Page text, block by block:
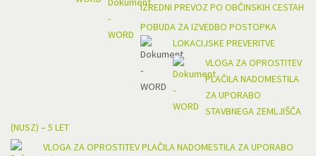
IZREDNI PREVOZ PO OBČINSKIH CESTAH
POBUDA ZA IZVEDBO POSTOPKA
LOKACIJSKE PREVERITVE
VLOGA ZA OPROSTITEV
PLAČILA NADOMESTILA
ZA UPORABO
STAVBNEGA ZEMLJIŠČA
(NUSZ) – 5 LET
VLOGA ZA OPROSTITEV PLAČILA NADOMESTILA ZA UPORABO